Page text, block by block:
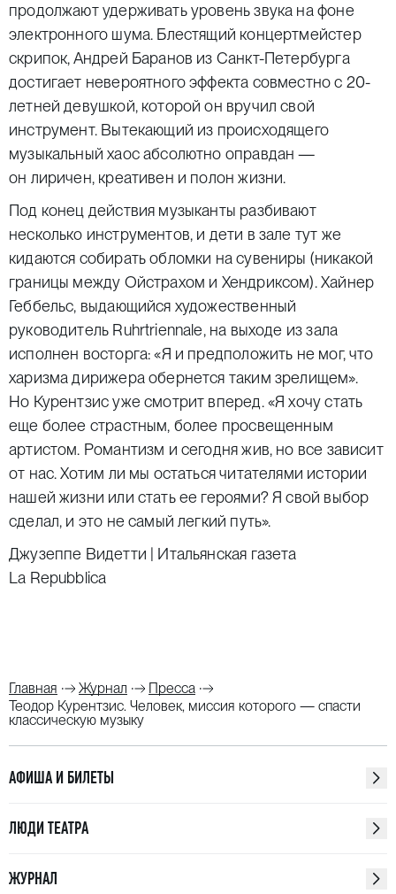
продолжают удерживать уровень звука на фоне
электронного шума. Блестящий концертмейстер
скрипок, Андрей Баранов из Санкт-Петербурга
достигает невероятного эффекта совместно с 20-
летней девушкой, которой он вручил свой
инструмент. Вытекающий из происходящего
музыкальный хаос абсолютно оправдан —
он лиричен, креативен и полон жизни.
Под конец действия музыканты разбивают
несколько инструментов, и дети в зале тут же
кидаются собирать обломки на сувениры (никакой
границы между Ойстрахом и Хендриксом). Хайнер
Геббельс, выдающийся художественный
руководитель Ruhrtriennale, на выходе из зала
исполнен восторга: «Я и предположить не мог, что
харизма дирижера обернется таким зрелищем».
Но Курентзис уже смотрит вперед. «Я хочу стать
еще более страстным, более просвещенным
артистом. Романтизм и сегодня жив, но все зависит
от нас. Хотим ли мы остаться читателями истории
нашей жизни или стать ее героями? Я свой выбор
сделал, и это не самый легкий путь».
Джузеппе Видетти | Итальянская газета
La Repubblica
Главная Журнал
Пресса
Теодор Курентзис. Человек, миссия которого — спасти
классическую музыку
АФИША И БИЛЕТЫ
ЛЮДИ ТЕАТРА
ЖУРНАЛ